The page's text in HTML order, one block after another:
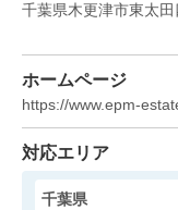
状態:
400
千葉県木更津市東太
ホームページ
https://www.epm-
対応エリア
千葉県